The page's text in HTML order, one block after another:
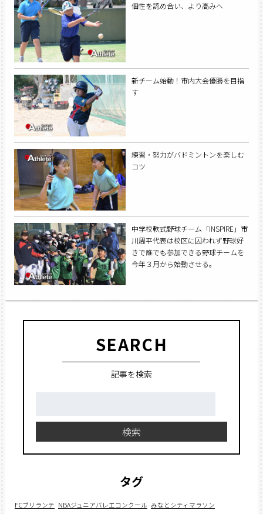
個性を認め合い、より高みへ
新チーム始動！市内大会優勝を目指
す
練習・努力がバドミントンを楽しむ
コツ
中学校軟式野球チーム「INSPIRE」市
川周平代表は校区に囚われず野球好
きで誰でも参加できる野球チームを
今年３月から始動させる。
SEARCH
記事を検索
検索
タグ
FCブリランテ NBAジュニアバレエコンクール みなとシティマラソン